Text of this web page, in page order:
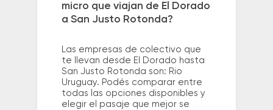
micro que viajan de El Dorado
a San Justo Rotonda?
Las empresas de colectivo que
te llevan desde El Dorado hasta
San Justo Rotonda son: Rio
Uruguay. Podés comparar entre
todas las opciones disponibles y
elegir el pasaje que mejor se